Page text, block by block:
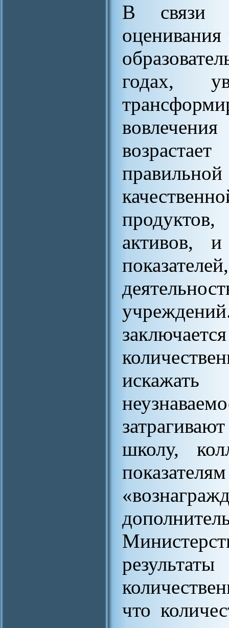
В связи
годах,
активов,
школу,
что